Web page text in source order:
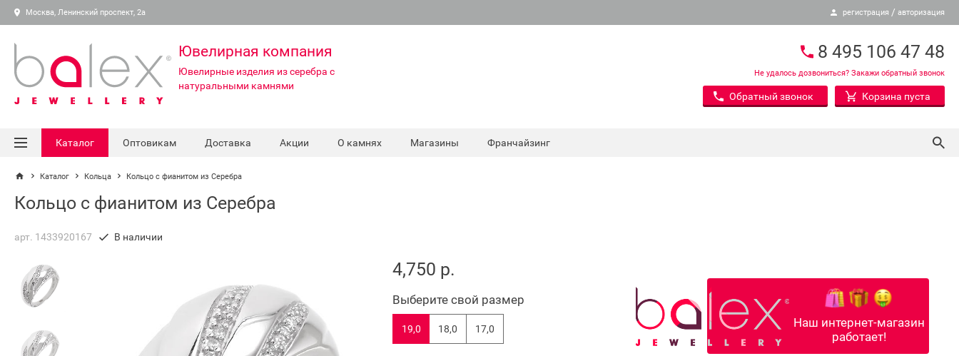
Москва, Ленинский проспект, 2а регистрация / авторизация
Ювелирная компания
Ювелирные изделия из серебра с
натуральными камнями
8 495 106 47 48
Не удалось дозвониться? Закажи обратный звонок
Обратный звонок Корзина пуста
Каталог Оптовикам Доставка Акции О камнях Магазины Франчайзинг
Каталог Кольца Кольцо с фианитом из Серебра
Кольцо с фианитом из Серебра
арт. 1433920167 В наличии
4,750 р.
Выберите свой размер
19,0 18,0 17,0
Наш интернет-магазин
работает!